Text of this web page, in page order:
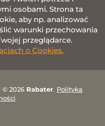
osobami. Strona ta
aby np. analizować
warunki przechowania
przeglądarce.
o Cookies.
© 2026 Rabater. Polityka